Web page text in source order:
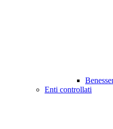
Enti controllati